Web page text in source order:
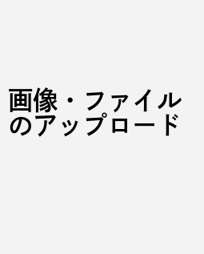
画像・ファイル
のアップロード